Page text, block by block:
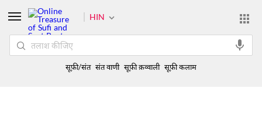
HIN
सूफ़ी/संत संत वाणी सूफ़ी क़व्वाली सूफ़ी कलाम